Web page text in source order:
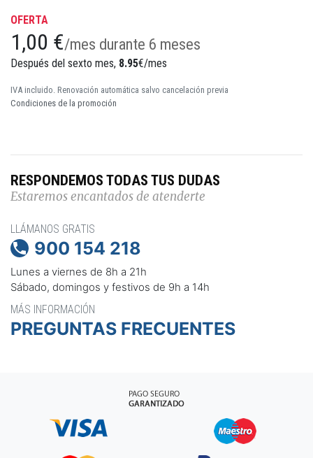
OFERTA
1,00 €/mes durante 6 meses
Después del sexto mes, 8.95€/mes
IVA incluido. Renovación automática salvo cancelación previa
Condiciones de la promoción
RESPONDEMOS TODAS TUS DUDAS
Estaremos encantados de atenderte
LLÁMANOS GRATIS
 900 154 218
Lunes a viernes de 8h a 21h
Sábado, domingos y festivos de 9h a 14h
MÁS INFORMACIÓN
PREGUNTAS FRECUENTES